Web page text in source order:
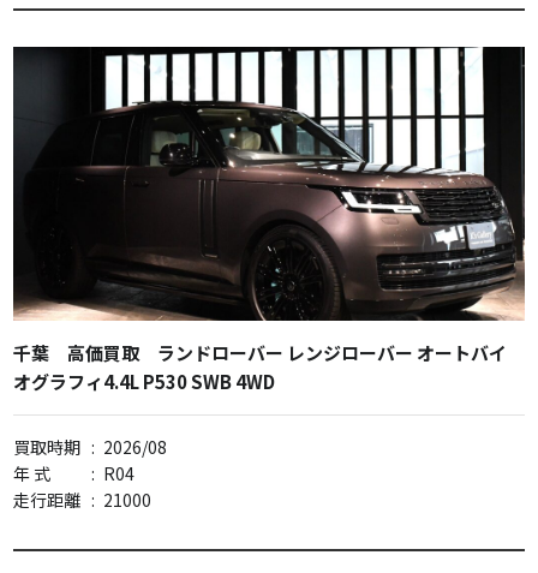
千葉 高価買取 ランドローバー レンジローバー オートバイ
オグラフィ4.4L P530 SWB 4WD
買取時期 : 2026/08
年 式
: R04
走行距離 : 21000